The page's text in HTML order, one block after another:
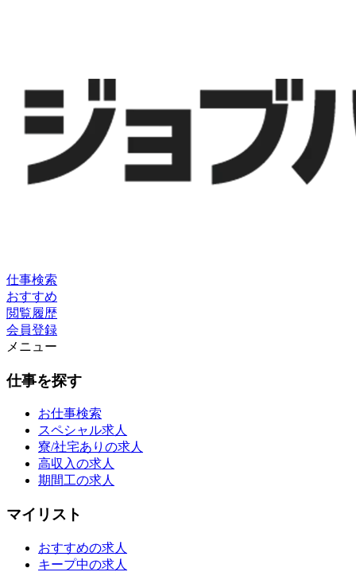
仕事検索
おすすめ
閲覧履歴
会員登録
メニュー
仕事を探す
お仕事検索
スペシャル求人
寮/社宅ありの求人
高収入の求人
期間工の求人
マイリスト
おすすめの求人
キープ中の求人